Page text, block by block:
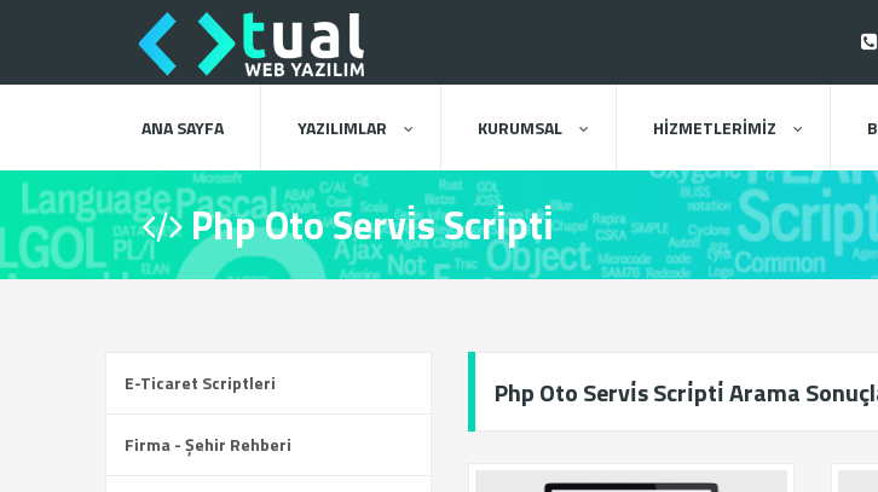
ANA SAYFA YAZILIMLAR KURUMSAL HİZMETLERİMİZ
Php Oto Servi̇s Scri̇pti̇
Php Oto Servi̇s Scri̇pti̇ Arama
E-Ticaret Scriptleri
Firma - Şehir Rehberi